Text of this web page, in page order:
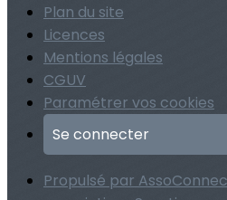
Plan du site
Licences
Mentions légales
CGUV
Paramétrer vos cookies
Se connecter
Propulsé par